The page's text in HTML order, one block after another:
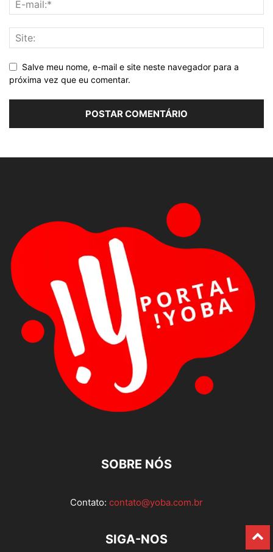
Salve meu nome, e-mail e site neste navegador para a
próxima vez que eu comentar.
SOBRE NÓS
Contato: contato@yoba.com.br
SIGA-NOS